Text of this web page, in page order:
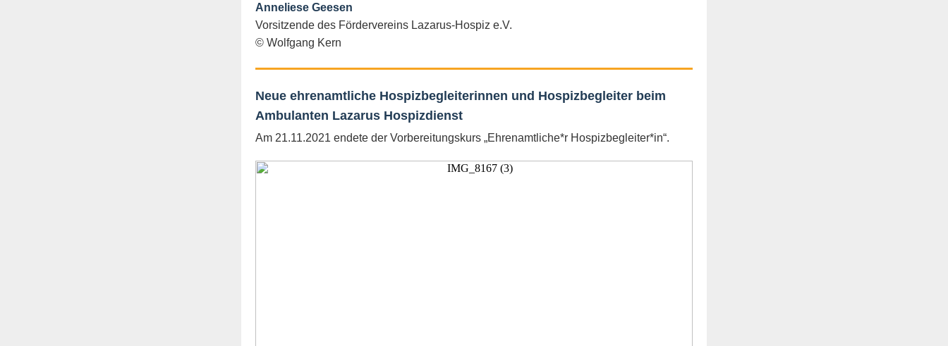
Anneliese Geesen
Vorsitzende des Fördervereins Lazarus-Hospiz e.V.
© Wolfgang Kern
Neue ehrenamtliche Hospizbegleiterinnen und Hospizbegleiter beim
Ambulanten Lazarus Hospizdienst
Am 21.11.2021 endete der Vorbereitungskurs „Ehrenamtliche*r Hospizbegleiter*in“.